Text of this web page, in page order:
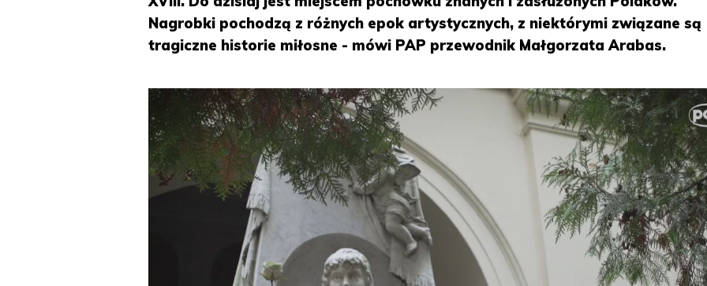
Nagrobki pochodzą z różnych epok artystycznych, z niektórymi związane są
tragiczne historie miłosne - mówi PAP przewodnik Małgorzata Arabas.